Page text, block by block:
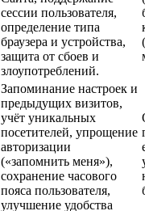
сессии пользователя,
определение типа
браузера и устройства,
защита от сбоев и
злоупотреблений.
Запоминание настроек и
предыдущих визитов,
учёт уникальных
посетителей, упрощение
авторизации
(«запомнить меня»),
сохранение часового
пояса пользователя,
улучшение удобства